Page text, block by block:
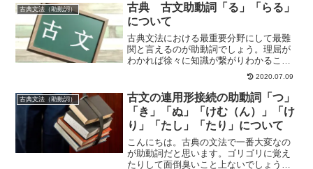
古典文法（助動詞）
古典 古文助動詞「る」「らる」
について
古典文法における最重要分野にして最難
関と言えるのが助動詞でしょう。理屈が
わかれば徐々に知識が繋がりわかること
が増えてきて楽しいと感じられるように
なるかもしれませんが！そこまでが一苦
労です。ここでは、助動詞で1番はじめに
習うことの多い「る」「...
2020.07.09
古典文法（助動詞）
古文の連用形接続の助動詞「つ」
「き」「ぬ」「けむ（ん）」「け
り」「たし」「たり」について
こんにちは。古典の文法で一番大変なの
が助動詞だと思います。ゴリゴリに覚え
たりして面倒臭いこと上ないでしょう。